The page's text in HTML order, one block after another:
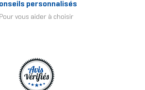
personnalisés
Pour vous aider à choisir